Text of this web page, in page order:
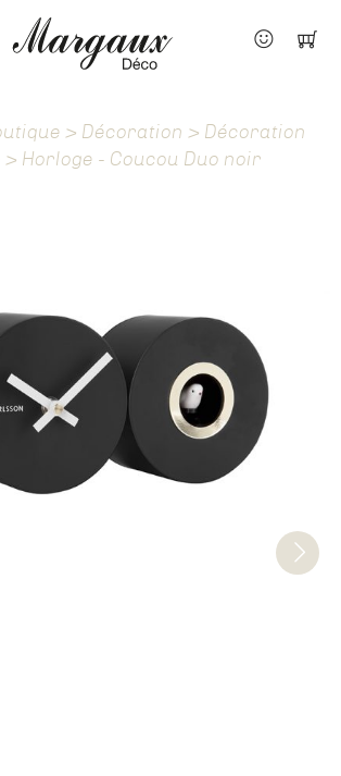
Nos marques
À propos
> Décoration > Décoration
> Horloge - Coucou Duo noir